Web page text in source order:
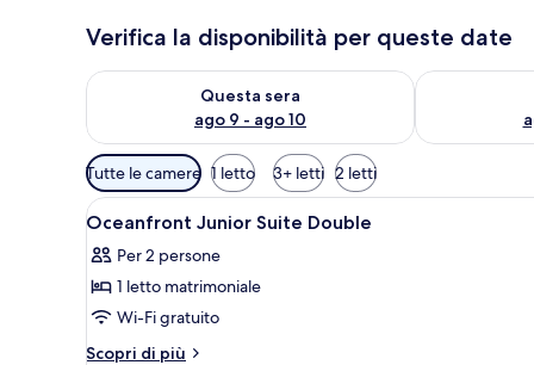
Verifica la disponibilità per queste date
Questa sera
ago 9 - ago 10
Verifica la disponibilità per questa sera, ago 9 - ago
Verifica la
Filtri
disponibili
per
camere
Tutte le camere 1 letto 3+ letti 2 letti
Apri
tutte
le
foto
per
Oceanfront
Una camera d'albergo con
7
Oceanfront Junior Suite Double
Per 2 persone
1 letto matrimoniale
Wi-Fi gratuito
Scopri di più
Altri